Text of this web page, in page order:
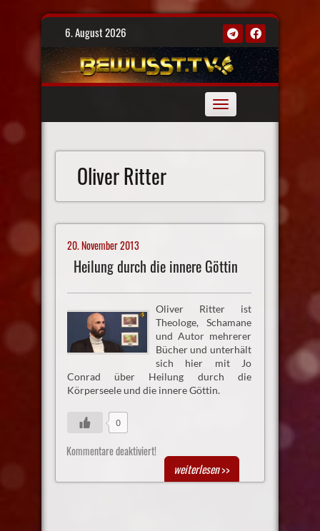
Skip
6. August 2026
Toggle
navigation
Oliver Ritter
20. November 2013
Heilung durch die innere Göttin
Oliver Ritter ist
Theologe, Schamane
und Autor mehrerer
Bücher und unterhält
sich hier mit Jo
Conrad über Heilung durch die
Körperseele und die innere Göttin.
0
Kommentare deaktiviert!
weiterlesen>>